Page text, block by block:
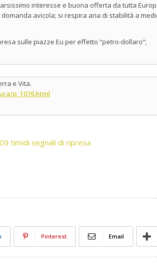
interesse e buona offerta da tutta
avicola; si respira aria di stabilità a
sulle piazze Eu per effetto “petro-dollaro”;
e Vita.
p_1076.html
timidi segnali di ripresa
Pinterest Email